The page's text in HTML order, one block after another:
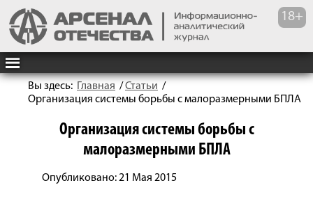
Вы здесь: Главная /Статьи /
Организация системы борьбы с малоразмерными БПЛА
Организация системы борьбы с
малоразмерными БПЛА
Опубликовано: 21 Мая 2015